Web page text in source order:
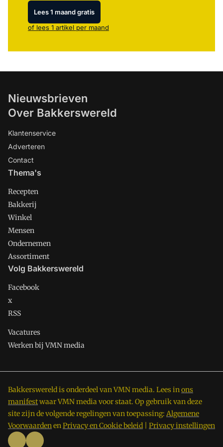
Lees 1 maand gratis
of lees 1 artikel per maand
Nieuwsbrieven
Over Bakkerswereld
Klantenservice
Adverteren
Contact
Thema's
Recepten
Bakkerij
Winkel
Mensen
Ondernemen
Assortiment
Volg Bakkerswereld
Facebook
x
RSS
Vacatures
Werken bij VMN media
Bakkerswereld is onderdeel van VMN media. Lees inons
manifestwaar VMN media voor staat. Op gebruik van deze
site zijn de volgende regelingen van toepassing: Algemene
VoorwaardenenPrivacy en Cookie beleid Privacy instellingen